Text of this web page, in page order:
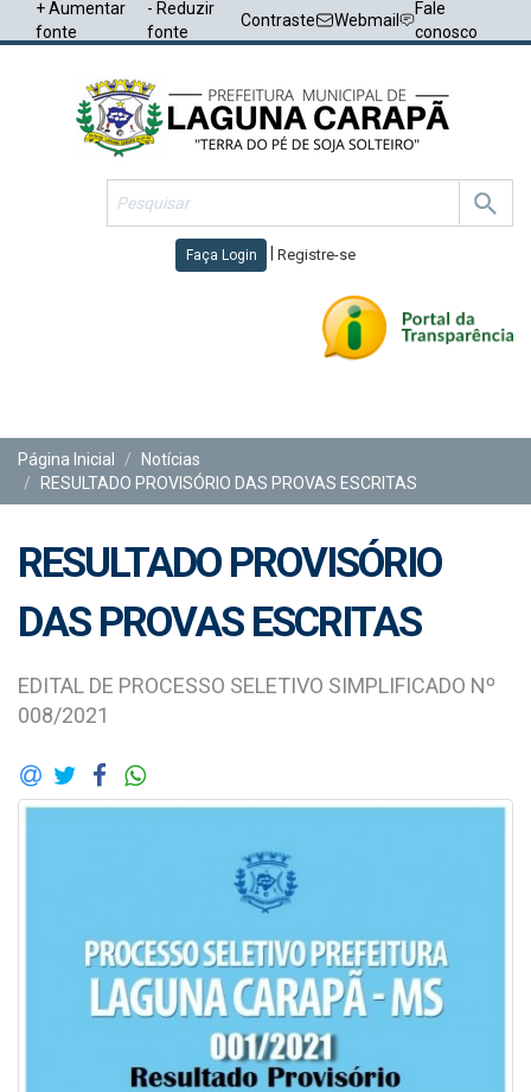
+ Aumentar
fonte
- Reduzir
fonte
Contraste Webmail
Fale
conosco
Faça Login Registre-se
Página Inicial
Notícias
RESULTADO PROVISÓRIO DAS PROVAS ESCRITAS
RESULTADO PROVISÓRIO
DAS PROVAS ESCRITAS
EDITAL DE PROCESSO SELETIVO SIMPLIFICADO Nº
008/2021